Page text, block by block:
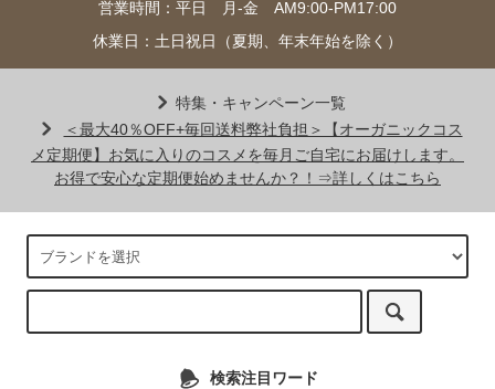
営業時間：平日 月-金 AM9:00-PM17:00
休業日：土日祝日（夏期、年末年始を除く）
特集・キャンペーン一覧
＜最大40％OFF+毎回送料弊社負担＞【オーガニックコス
メ定期便】お気に入りのコスメを毎月ご自宅にお届けします。
お得で安心な定期便始めませんか？！⇒詳しくはこちら
検索注目ワード